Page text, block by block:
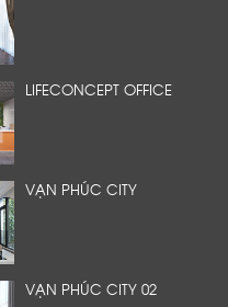
LIFECONCEPT OFFICE
VẠN PHÚC CITY
VẠN PHÚC CITY 02